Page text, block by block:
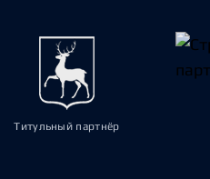
Титульный партнёр